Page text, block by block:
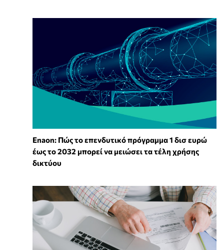
Enaon: Πώς το επενδυτικό πρόγραμμα 1 δισ ευρώ
έως το 2032 μπορεί να μειώσει τα τέλη χρήσης
δικτύου